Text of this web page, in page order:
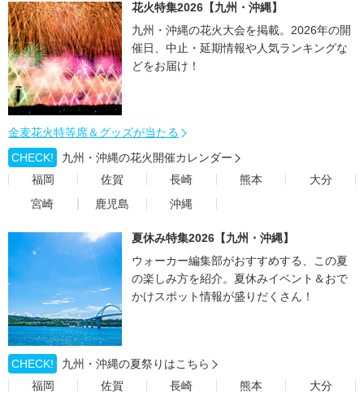
花火特集2026【九州・沖縄】
九州・沖縄の花火大会を掲載。2026年の開
催日、中止・延期情報や人気ランキングな
どをお届け！
金麦花火特等席＆グッズが当たる
CHECK!
九州・沖縄の花火開催カレンダー
福岡
佐賀 長崎 熊本
大分
宮崎
鹿児島 沖縄
夏休み特集2026【九州・沖縄】
ウォーカー編集部がおすすめする、この夏
の楽しみ方を紹介。夏休みイベント＆おで
かけスポット情報が盛りだくさん！
CHECK!
九州・沖縄の夏祭りはこちら
福岡
佐賀 長崎 熊本
大分